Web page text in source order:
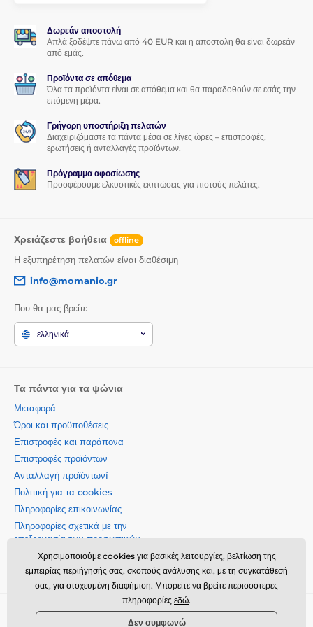
1x στεγνό πανί
1x υγρό πανί
1x αφαιρετικό σκόνης
Δωρεάν αποστολή
Απλά ξοδέψτε πάνω από 40 EUR και η αποστολή θα είναι δωρεάν
από εμάς.
Προϊόντα σε απόθεμα
Όλα τα προϊόντα είναι σε απόθεμα και θα παραδοθούν σε εσάς την
επόμενη μέρα.
Γρήγορη υποστήριξη πελατών
Διαχειριζόμαστε τα πάντα μέσα σε λίγες ώρες – επιστροφές,
ερωτήσεις ή ανταλλαγές προϊόντων.
Πρόγραμμα αφοσίωσης
Προσφέρουμε ελκυστικές εκπτώσεις για πιστούς πελάτες.
Χρειάζεστε βοήθεια offline
Η εξυπηρέτηση πελατών είναι διαθέσιμη
info@momanio.gr
Που θα μας βρείτε
ελληνικά
Τα πάντα για τα ψώνια
Μεταφορά
Όροι και προϋποθέσεις
Επιστροφές και παράπονα
Επιστροφές προϊόντων
Ανταλλαγή προϊόντωνí
Πολιτική για τα cookies
Πληροφορίες επικοινωνίας
Πληροφορίες σχετικά με την
επεξεργασία των προσωπικών
δεδομένων
Σχετικά με την εταιρεία μας
Momanio s.r.o., Okružní 361/14, 74718, Píšť, Czech republic,
VAT: CZ09604707, info@momanio.gr
Χρησιμοποιούμε cookies για βασικές λειτουργίες, βελτίωση της
εμπειρίας περιήγησής σας, σκοπούς ανάλυσης και, με τη συγκατάθεσή
σας, για στοχευμένη διαφήμιση. Μπορείτε να βρείτε περισσότερες
πληροφορίες εδώ.
Δεν συμφωνώ